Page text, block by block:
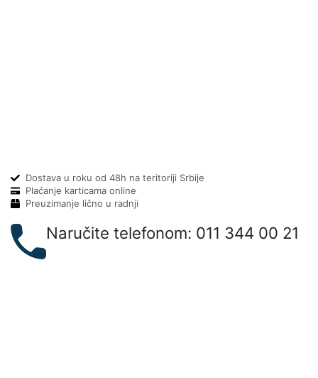
Dostava u roku od 48h na teritoriji Srbije
Plaćanje karticama online
Preuzimanje lično u radnji
Naručite telefonom: 011 344 00 21